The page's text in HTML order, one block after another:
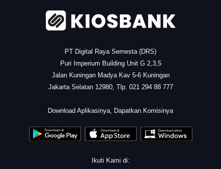
PT Digital Raya Semesta (DRS)
Puri Imperium Building Unit G 2,3,5
Jalan Kuningan Madya Kav 5-6 Kuningan
Jakarta Selatan 12980, Tlp. 021 294 88 777
Download Aplikasinya, Dapatkan Komisinya
Ikuti Kami di: